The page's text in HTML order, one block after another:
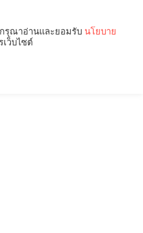
กรุณาอ่านและยอมรับ นโยบาย
เว็บไซต์